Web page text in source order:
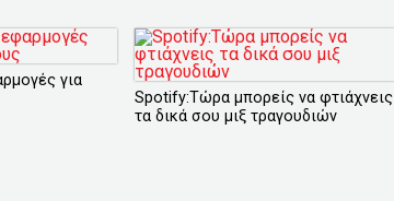
για
Spotify:Τώρα μπορείς να φτιάχνεις
τα δικά σου μιξ τραγουδιών